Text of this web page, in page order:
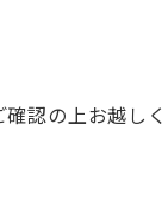
認の上お越し